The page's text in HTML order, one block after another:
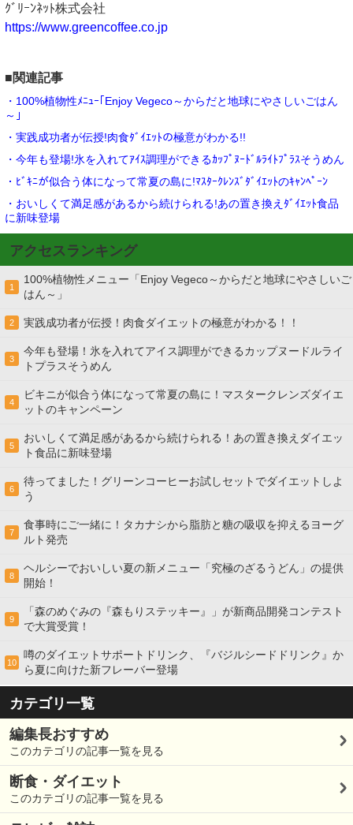
ｸﾞﾘｰﾝﾈｯﾄ株式会社
https://www.greencoffee.co.jp
■関連記事
・100%植物性ﾒﾆｭｰ｢Enjoy Vegeco～からだと地球にやさしいごはん
～｣
・実践成功者が伝授!肉食ﾀﾞｲｴｯﾄの極意がわかる!!
・今年も登場!氷を入れてｱｲｽ調理ができるｶｯﾌﾟﾇｰﾄﾞﾙﾗｲﾄﾌﾟﾗｽそうめん
・ﾋﾞｷﾆが似合う体になって常夏の島に!ﾏｽﾀｰｸﾚﾝｽﾞﾀﾞｲｴｯﾄのｷｬﾝﾍﾟｰﾝ
・おいしくて満足感があるから続けられる!あの置き換えﾀﾞｲｴｯﾄ食品
に新味登場
アクセスランキング
1
100%植物性メニュー「Enjoy Vegeco～からだと地球にやさしいご
はん～」
2 実践成功者が伝授！肉食ダイエットの極意がわかる！！
3
今年も登場！氷を入れてアイス調理ができるカップヌードルライ
トプラスそうめん
4
ビキニが似合う体になって常夏の島に！マスタークレンズダイエ
ットのキャンペーン
5
おいしくて満足感があるから続けられる！あの置き換えダイエッ
ト食品に新味登場
6
待ってました！グリーンコーヒーお試しセットでダイエットしよ
う
7
食事時にご一緒に！タカナシから脂肪と糖の吸収を抑えるヨーグ
ルト発売
8
ヘルシーでおいしい夏の新メニュー「究極のざるうどん」の提供
開始！
9
「森のめぐみの『森もりステッキー』」が新商品開発コンテスト
で大賞受賞！
10
噂のダイエットサポートドリンク、『バジルシードドリンク』か
ら夏に向けた新フレーバー登場
カテゴリ一覧
編集長おすすめ
このカテゴリの記事一覧を見る
断食・ダイエット
このカテゴリの記事一覧を見る